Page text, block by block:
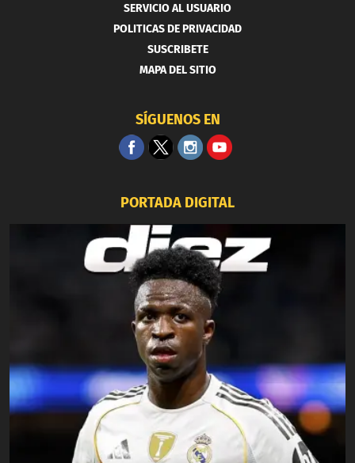
SERVICIO AL USUARIO
POLITICAS DE PRIVACIDAD
SUSCRIBETE
MAPA DEL SITIO
SÍGUENOS EN
PORTADA DIGITAL